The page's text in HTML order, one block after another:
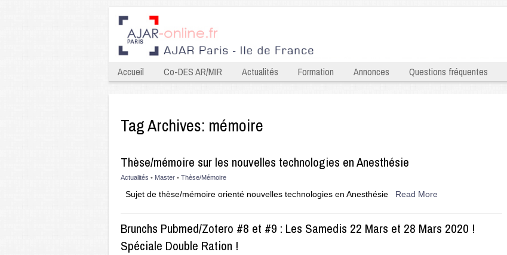
Accueil Co-DES AR/MIR Actualités Formation Annonces Questions fréquentes
Tag Archives: mémoire
Thèse/mémoire sur les nouvelles technologies en Anesthésie
Actualités • Master • Thèse/Mémoire
Sujet de thèse/mémoire orienté nouvelles technologies en Anesthésie Read More
Brunchs Pubmed/Zotero #8 et #9 : Les Samedis 22 Mars et 28 Mars 2020 !
Spéciale Double Ration !